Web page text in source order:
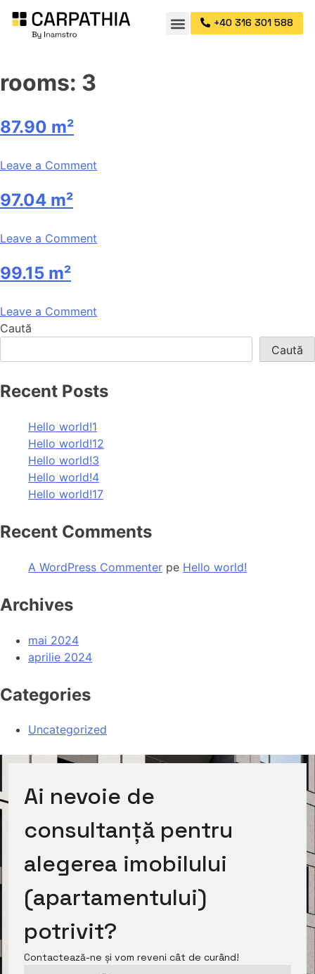
+40 316 301 588
rooms: 3
87.90 m²
Leave a Comment
97.04 m²
Leave a Comment
99.15 m²
Leave a Comment
Caută
Caută
Recent Posts
Hello world!1
Hello world!12
Hello world!3
Hello world!4
Hello world!17
Recent Comments
A WordPress Commenter pe Hello world!
Archives
mai 2024
aprilie 2024
Categories
Uncategorized
Ai nevoie de
consultanță pentru
alegerea imobilului
(apartamentului)
potrivit?
Contactează-ne și vom reveni cât de curând!